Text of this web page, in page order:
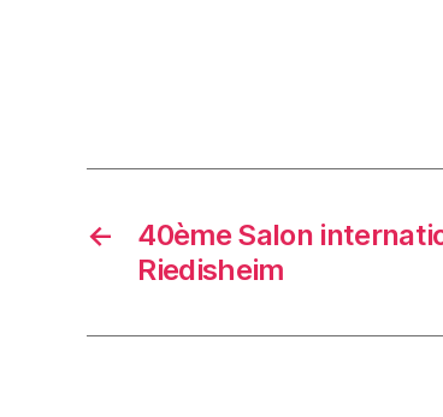
←
40ème Salon
Riedisheim